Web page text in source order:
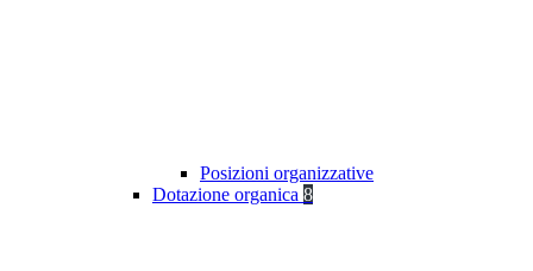
Posizioni organizzative
Dotazione organica 8